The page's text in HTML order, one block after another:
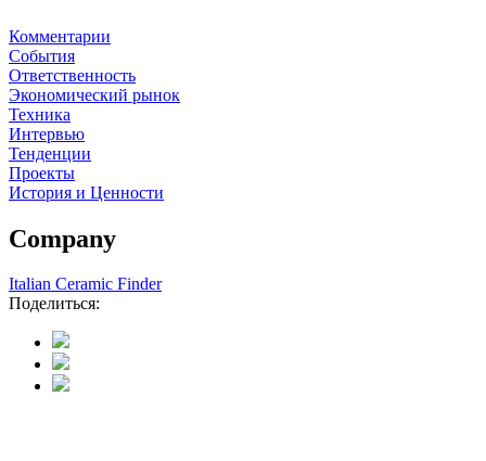
Комментарии
События
Ответственность
Экономический рынок
Техника
Интервью
Тенденции
Проекты
История и Ценности
Company
Italian Ceramic Finder
Поделиться: